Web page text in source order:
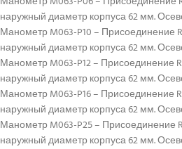
наружный диаметр корпуса 62 мм.
Манометр M063-P10 – Присоединение
наружный диаметр корпуса 62 мм.
Манометр M063-P12 – Присоединение
наружный диаметр корпуса 62 мм.
Манометр M063-P16 – Присоединение
наружный диаметр корпуса 62 мм.
Манометр M063-P25 – Присоединение
наружный диаметр корпуса 62 мм.